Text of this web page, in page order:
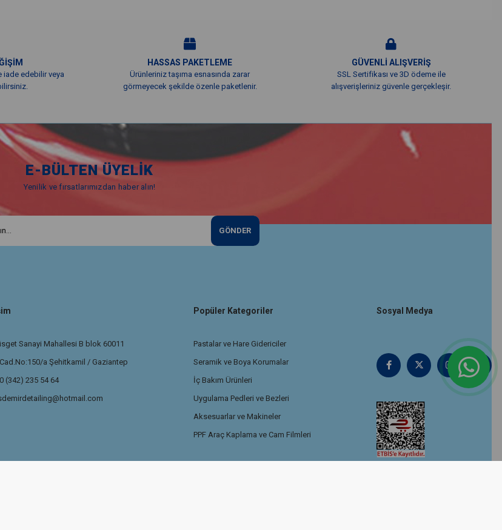
iade edebilir veya
HASSAS PAKETLEME
Ürünleriniz taşıma esnasında zarar
görmeyecek şekilde özenle paketlenir.
GÜVENLİ ALIŞVERİŞ
SSL Sertifikası ve 3D ödeme ile
alışverişleriniz güvenle gerçekleşir.
E-BÜLTEN ÜYELİK
Yenilik ve fırsatlarımızdan haber alın!
GÖNDER
Sanayi Mahallesi B blok 60011
a Şehitkamil / Gaziantep
(342) 235 54 64
Popüler Kategoriler
Pastalar ve Hare Gidericiler
Seramik ve Boya Korumalar
İç Bakım Ürünleri
Uygulama Pedleri ve Bezleri
Aksesuarlar ve Makineler
PPF Araç Kaplama ve Cam Filmleri
Sosyal Medya